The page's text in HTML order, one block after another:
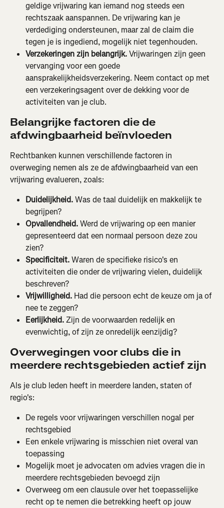
geldige vrijwaring kan iemand nog steeds een
rechtszaak aanspannen. De vrijwaring kan je
verdediging ondersteunen, maar zal de claim die
tegen je is ingediend, mogelijk niet tegenhouden.
Verzekeringen zijn belangrijk. Vrijwaringen zijn geen
vervanging voor een goede
aansprakelijkheidsverzekering. Neem contact op met
een verzekeringsagent over de dekking voor de
activiteiten van je club.
Belangrijke factoren die de
afdwingbaarheid beïnvloeden
Rechtbanken kunnen verschillende factoren in
overweging nemen als ze de afdwingbaarheid van een
vrijwaring evalueren, zoals:
Duidelijkheid. Was de taal duidelijk en makkelijk te
begrijpen?
Opvallendheid. Werd de vrijwaring op een manier
gepresenteerd dat een normaal persoon deze zou
zien?
Specificiteit. Waren de specifieke risico's en
activiteiten die onder de vrijwaring vielen, duidelijk
beschreven?
Vrijwilligheid. Had die persoon echt de keuze om ja of
nee te zeggen?
Eerlijkheid. Zijn de voorwaarden redelijk en
evenwichtig, of zijn ze onredelijk eenzijdig?
Overwegingen voor clubs die in
meerdere rechtsgebieden actief zijn
Als je club leden heeft in meerdere landen, staten of
regio's:
De regels voor vrijwaringen verschillen nogal per
rechtsgebied
Een enkele vrijwaring is misschien niet overal van
toepassing
Mogelijk moet je advocaten om advies vragen die in
meerdere rechtsgebieden bevoegd zijn
Overweeg om een clausule over het toepasselijke
recht op te nemen die betrekking heeft op jouw